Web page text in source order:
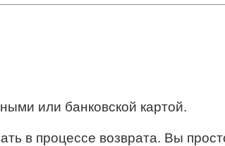
или банковской картой.
в процессе возврата. Вы